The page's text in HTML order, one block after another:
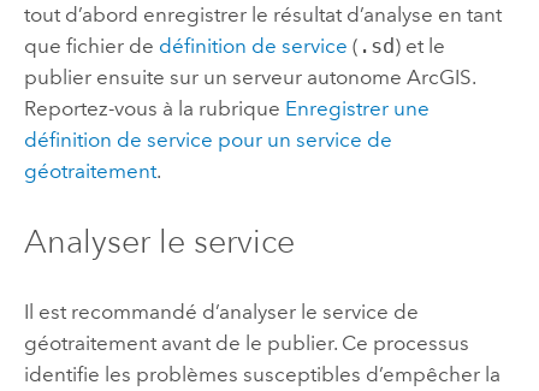
tout d’abord enregistrer le résultat d’analyse en tant
que fichier de définition de service ( .sd) et le
publier ensuite sur un serveur autonome ArcGIS.
Reportez-vous à la rubrique Enregistrer une
définition de service pour un service de
géotraitement.
Analyser le service
Il est recommandé d’analyser le service de
géotraitement avant de le publier. Ce processus
identifie les problèmes susceptibles d’empêcher la